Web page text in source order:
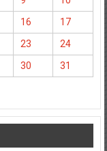
16
17
23
24
30 31